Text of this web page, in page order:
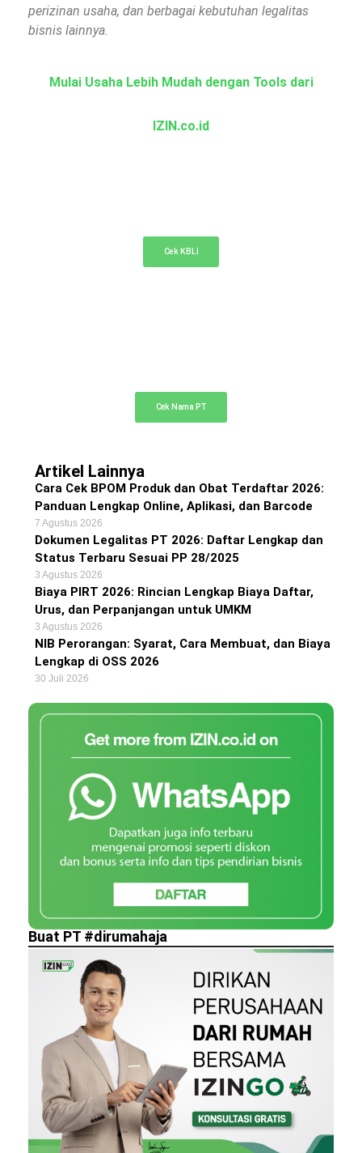
perizinan usaha, dan berbagai kebutuhan legalitas
bisnis lainnya.
Mulai Usaha Lebih Mudah dengan Tools dari
IZIN.co.id
Cek KBLI
Cek Nama PT
Artikel Lainnya
Cara Cek BPOM Produk dan Obat Terdaftar 2026:
Panduan Lengkap Online, Aplikasi, dan Barcode
7 Agustus 2026
Dokumen Legalitas PT 2026: Daftar Lengkap dan
Status Terbaru Sesuai PP 28/2025
3 Agustus 2026
Biaya PIRT 2026: Rincian Lengkap Biaya Daftar,
Urus, dan Perpanjangan untuk UMKM
3 Agustus 2026
NIB Perorangan: Syarat, Cara Membuat, dan Biaya
Lengkap di OSS 2026
30 Juli 2026
Buat PT #dirumahaja